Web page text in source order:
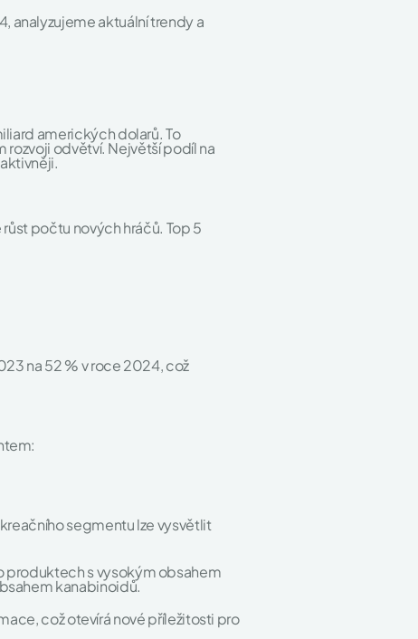
analyzujeme aktuální trendy a
amerických dolarů. To
rozvoji odvětví. Největší podíl na
počtu nových hráčů. Top 5
na 52 % v roce 2024, což
segmentu lze vysvětlit
produktech s vysokým obsahem
kanabinoidů.
což otevírá nové příležitosti pro